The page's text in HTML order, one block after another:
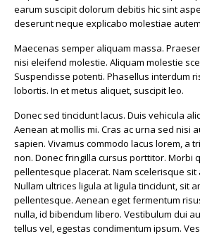
earum suscipit dolorum debitis hic sint
deserunt neque explicabo molestiae
Maecenas semper aliquam massa.
nisi eleifend molestie. Aliquam molestie
Suspendisse potenti. Phasellus interdum
lobortis. In et metus aliquet, suscipit leo.
Donec sed tincidunt lacus. Duis vehicula
Aenean at mollis mi. Cras ac urna sed nisi
sapien. Vivamus commodo lacus lorem, a
non. Donec fringilla cursus porttitor. Morbi
pellentesque placerat. Nam scelerisque sit
Nullam ultrices ligula at ligula tincidunt, sit
pellentesque. Aenean eget fermentum
nulla, id bibendum libero. Vestibulum dui
tellus vel, egestas condimentum ipsum.